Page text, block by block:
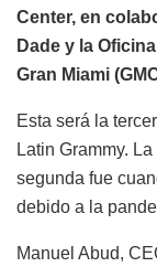
Center, en
Dade y la
Gran Miami
Esta será la
Latin Grammy.
segunda fue
debido a la
Manuel Abud,